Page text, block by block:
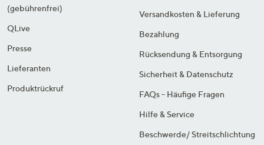
(gebührenfrei)
QLive
Presse
Lieferanten
Produktrückruf
Versandkosten & Lieferung
Bezahlung
Rücksendung & Entsorgung
Sicherheit & Datenschutz
FAQs - Häufige Fragen
Hilfe & Service
Beschwerde/ Streitschlichtung